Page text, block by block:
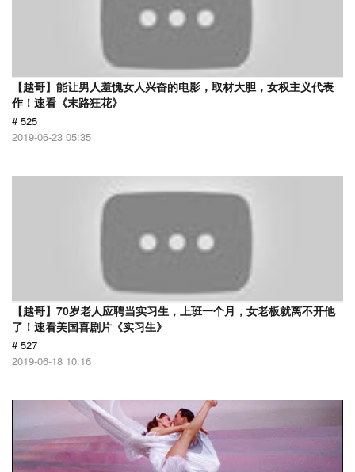
【越哥】能让男人羞愧女人兴奋的电影，取材大胆，女权主义代表
作！速看《末路狂花》
# 525
2019-06-23 05:35
【越哥】70岁老人应聘当实习生，上班一个月，女老板就离不开他
了！速看美国喜剧片《实习生》
# 527
2019-06-18 10:16